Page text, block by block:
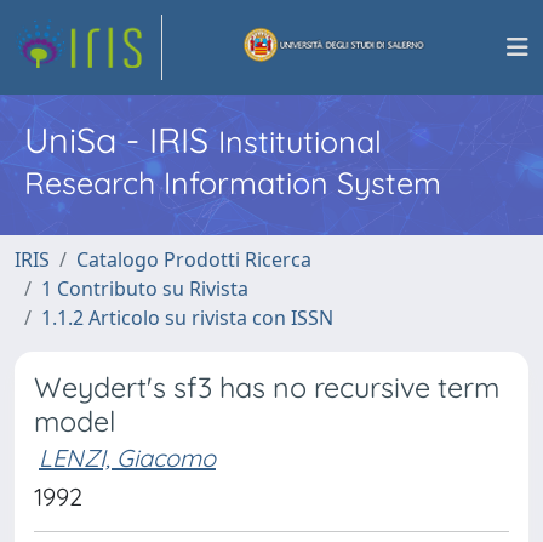
UniSa - IRISInstitutional
Research Information System
IRIS
Catalogo Prodotti Ricerca
1 Contributo su Rivista
1.1.2 Articolo su rivista con ISSN
Weydert's sf3 has no recursive term
model
LENZI, Giacomo
1992